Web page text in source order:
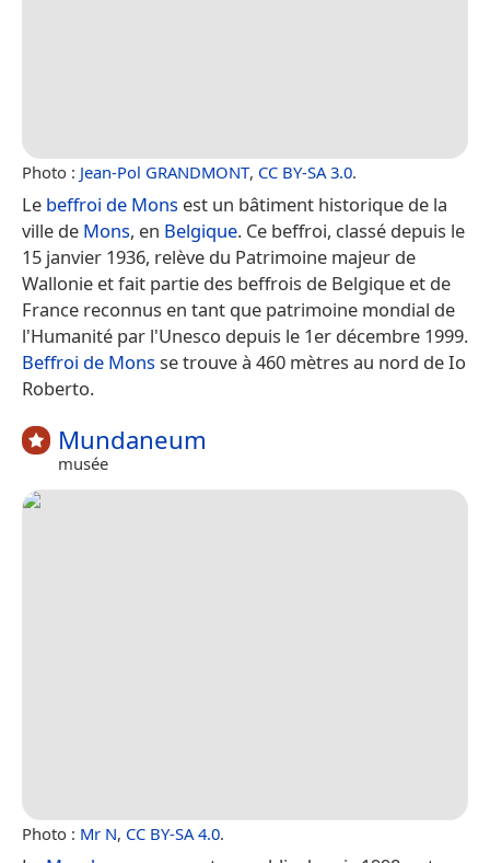
Photo : Jean-Pol GRANDMONT, CC BY-SA 3.0.
Le beffroi de Mons est un bâtiment historique de la
ville de Mons, en Belgique. Ce beffroi, classé depuis le
15 janvier 1936, relève du Patrimoine majeur de
Wallonie et fait partie des beffrois de Belgique et de
France reconnus en tant que patrimoine mondial de
l'Humanité par l'Unesco depuis le 1er décembre 1999.
Beffroi de Monsse trouve à 460 mètres au nord de Io
Roberto.
Mundaneum
musée
Photo : Mr N, CC BY-SA 4.0.